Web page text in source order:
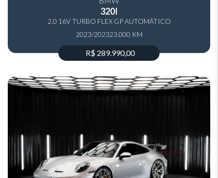
320I
2.0 16V TURBO FLEX GP AUTOMÁTICO
2023/202323.000 KM
R$ 289.990,00